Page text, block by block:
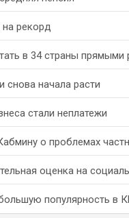
рекорд
в 34 страны прямыми
снова начала расти
стали неплатежи
о проблемах
оценка на
популярность в